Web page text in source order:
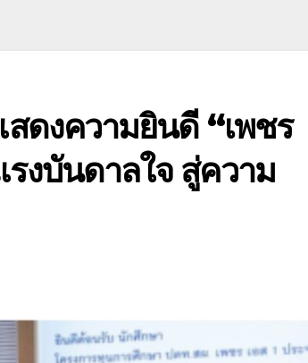
สดงความยินดี “เพชร
รงบันดาลใจ สู่ความ